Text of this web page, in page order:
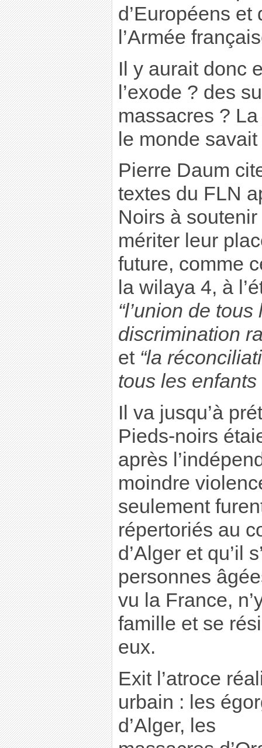
d’Européens
l’Armée
Il y aurait donc
l’exode ? des
massacres ?
le monde savait
Pierre Daum
textes du FLN
Noirs à
mériter leur
future, comme
la wilaya 4, à
“l’union de
discrimination
et “la
tous les enfants
Il va jusqu’à
Pieds-noirs
après
moindre
seulement
répertoriés au
d’Alger et qu’il
personnes
vu la France,
famille et se
eux.
Exit l’atroce
urbain : les
d’Alger, les